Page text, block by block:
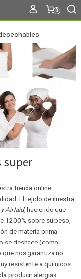
0
super
tienda online
El tejido de nuestra
Airlaid, haciendo que
1200% sobre su peso,
de materia prima
se deshace (como
que nos garantiza no
resistente a químicos
producir alergias.